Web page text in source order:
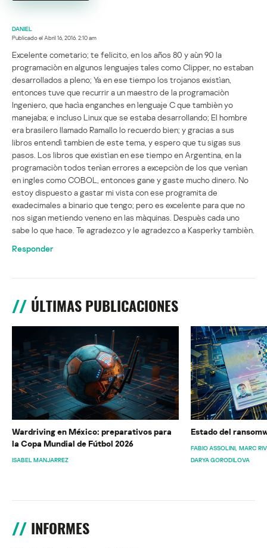
DANIEL
Publicado el Abril 16, 2016. 2:10 am
Excelente cometario; te felicito, en los años 80 y aùn 90 la
programaciòn en algunos lenguajes tales como Clipper, no estaban
desarrollados a pleno; Ya en ese tiempo los trojanos existìan,
entonces tuve que recurrir a un maestro de la programaciòn
Ingeniero, que hacìa enganches en lenguaje C que tambièn yo
manejaba; e incluso Linux que se estaba desarrollando; El hombre
era brasilero llamado Ramallo lo recuerdo bien; y gracias a sus
libros entendì tambien de este tema, y espero que tu sigas sus
pasos. Los libros que existìan en ese tiempo en Argentina, en la
programaciòn todos tenìan errores a excepciòn de los que venìan
en ingles como COBOL, entonces gane y gaste mucho dinero. No
estoy dispuesto a gastar mi vista con ese programita de
exadecimales a binario que tengo; pero es excelente para que no
nos sigan metiendo veneno en las màquinas. Despuès cada uno
sabe lo que hace. Te agradezco y le agradezco a Kasperky tambièn.
Responder
ÚLTIMAS PUBLICACIONES
Wardriving en México: preparativos para
la Copa Mundial de Fútbol 2026
ISABEL MANJARREZ
Estado del
FABIO ASSOLINI MARC
DARYA GORODILOVA
INFORMES